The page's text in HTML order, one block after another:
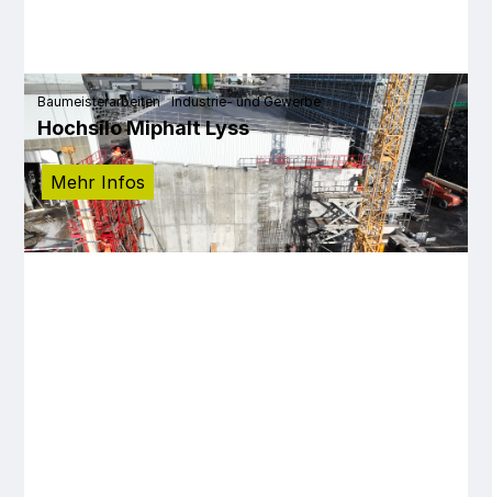
Baumeisterarbeiten Industrie- und Gewerbe
Hochsilo Miphalt Lyss
Mehr Infos